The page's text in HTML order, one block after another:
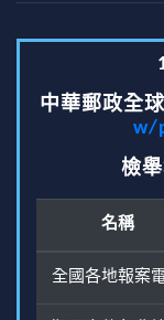
中華郵政全
w/
檢
名稱
全國各地報案